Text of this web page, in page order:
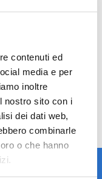
contenuti ed
media e per
inoltre
nostro sito con i
dei dati web,
combinarle
o che hanno